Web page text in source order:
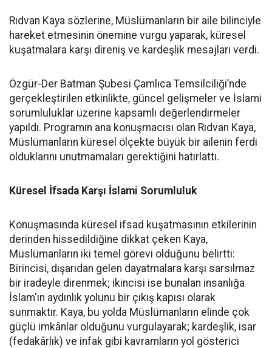
Rıdvan Kaya sözlerine, Müslümanların bir aile bilinciyle
hareket etmesinin önemine vurgu yaparak, küresel
kuşatmalara karşı direniş ve kardeşlik mesajları verdi.
Özgür-Der Batman Şubesi Çamlıca Temsilciliği’nde
gerçekleştirilen etkinlikte, güncel gelişmeler ve İslami
sorumluluklar üzerine kapsamlı değerlendirmeler
yapıldı. Programın ana konuşmacısı olan Rıdvan Kaya,
Müslümanların küresel ölçekte büyük bir ailenin ferdi
olduklarını unutmamaları gerektiğini hatırlattı.
Küresel İfsada Karşı İslami Sorumluluk
Konuşmasında küresel ifsad kuşatmasının etkilerinin
derinden hissedildiğine dikkat çeken Kaya,
Müslümanların iki temel görevi olduğunu belirtti:
Birincisi, dışarıdan gelen dayatmalara karşı sarsılmaz
bir iradeyle direnmek; ikincisi ise bunalan insanlığa
İslam'ın aydınlık yolunu bir çıkış kapısı olarak
sunmaktır. Kaya, bu yolda Müslümanların elinde çok
güçlü imkânlar olduğunu vurgulayarak; kardeşlik, isar
(fedakârlık) ve infak gibi kavramların yol gösterici